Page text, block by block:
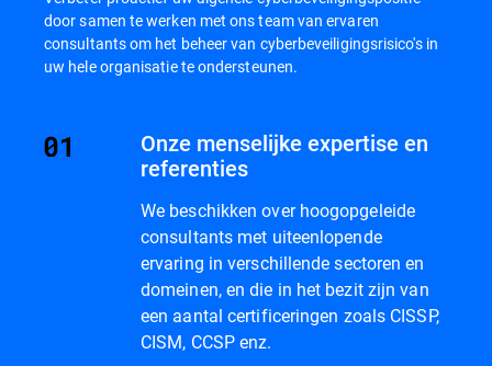
door samen te werken met ons team van ervaren
consultants om het beheer van cyberbeveiligingsrisico's in
uw hele organisatie te ondersteunen.
Onze menselijke expertise en
referenties
We beschikken over hoogopgeleide
consultants met uiteenlopende
ervaring in verschillende sectoren en
domeinen, en die in het bezit zijn van
een aantal certificeringen zoals CISSP,
CISM, CCSP enz.